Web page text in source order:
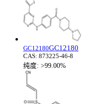
GC12180GC12180
CAS: 873225-46-8
纯度: >99.00%